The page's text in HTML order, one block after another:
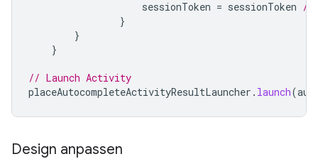
sessionToken = sessionToken //
}
}
}
// Launch Activity
placeAutocompleteActivityResultLauncher . launch(
Design anpassen